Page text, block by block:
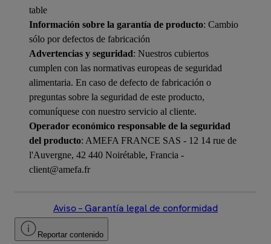
table
Información sobre la garantía de producto: Cambio
sólo por defectos de fabricación
Advertencias y seguridad: Nuestros cubiertos
cumplen con las normativas europeas de seguridad
alimentaria. En caso de defecto de fabricación o
preguntas sobre la seguridad de este producto,
comuníquese con nuestro servicio al cliente.
Operador económico responsable de la seguridad
del producto: AMEFA FRANCE SAS - 12 14 rue de
l'Auvergne, 42 440 Noirétable, Francia -
client@amefa.fr
Aviso – Garantía legal de conformidad
Reportar contenido